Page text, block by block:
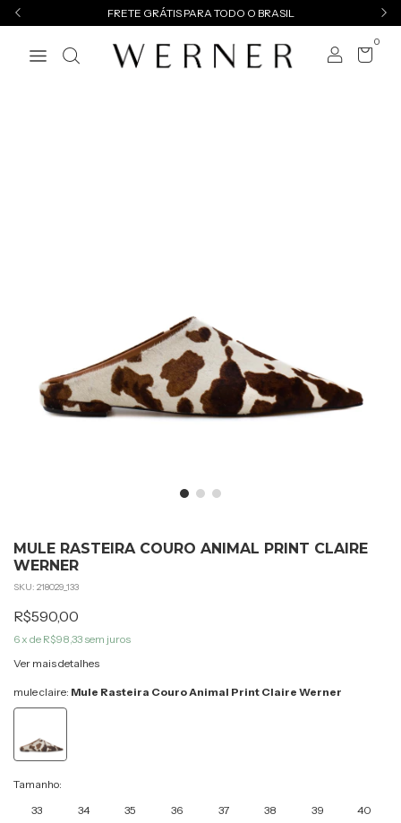
FRETE GRÁTIS PARA TODO O BRASIL
0
MULE RASTEIRA COURO ANIMAL PRINT CLAIRE
WERNER
SKU: 218029_133
R$590,00
6 x de R$98,33 sem juros
Ver mais detalhes
mule claire: Mule Rasteira Couro Animal Print Claire Werner
Tamanho:
33
34 35 36 37 38 39 40